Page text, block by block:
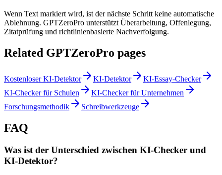
Wenn Text markiert wird, ist der nächste Schritt keine automatische
Ablehnung. GPTZeroPro unterstützt Überarbeitung, Offenlegung,
Zitatprüfung und richtlinienbasierte Nachverfolgung.
Related GPTZeroPro pages
Kostenloser KI-Detektor KI-Detektor
KI-Essay-Checker
KI-Checker für Schulen
KI-Checker für Unternehmen
Forschungsmethodik
Schreibwerkzeuge
FAQ
Was ist der Unterschied zwischen KI-Checker und
KI-Detektor?